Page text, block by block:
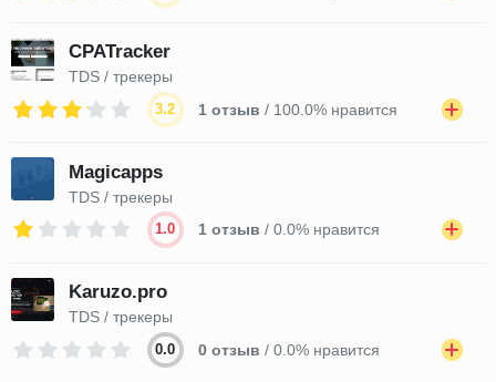
CPATracker
TDS / трекеры
3.2 1 отзыв / 100.0% нравится
Magicapps
TDS / трекеры
1.0 1 отзыв / 0.0% нравится
Karuzo.pro
TDS / трекеры
0.0 0 отзыв / 0.0% нравится